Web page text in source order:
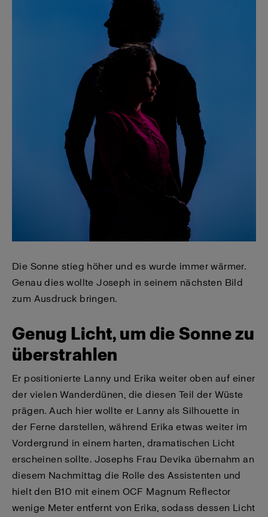
Die Sonne stieg höher und es wurde immer wärmer.
Genau dies wollte Joseph in seinem nächsten Bild
zum Ausdruck bringen.
Genug Licht, um die Sonne zu
überstrahlen
Er positionierte Lanny und Erika weiter oben auf einer
der vielen Wanderdünen, die diesen Teil der Wüste
prägen. Auch hier wollte er Lanny als Silhouette in
der Ferne darstellen, während Erika etwas weiter im
Vordergrund in einem harten, dramatischen Licht
erscheinen sollte. Josephs Frau Devika übernahm an
diesem Nachmittag die Rolle des Assistenten und
hielt den B10 mit einem OCF Magnum Reflector
wenige Meter entfernt von Erika, sodass dessen Licht